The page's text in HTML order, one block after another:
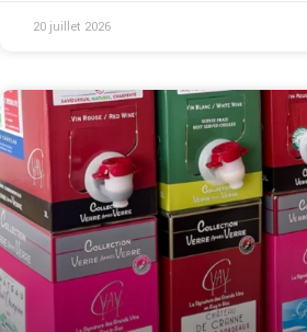
20 juillet 2026